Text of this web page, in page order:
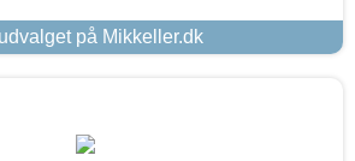
på Mikkeller.dk